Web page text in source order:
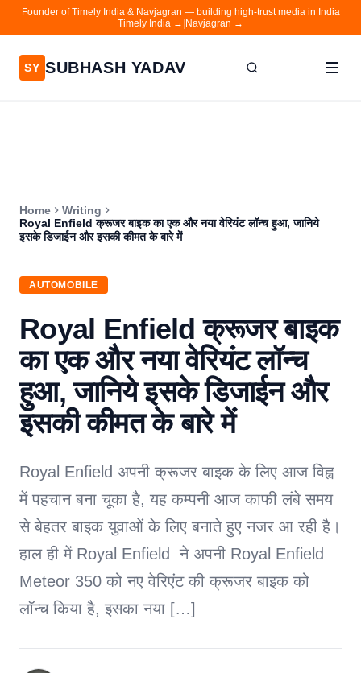
Founder of Timely India & Navjagran — building high-trust media in India
Timely India → Navjagran →
SY SUBHASH YADAV
Contact
Navjagran
Home
Writing
Royal Enfield क्रूजर बाइक का एक और नया वेरियंट लॉन्च हुआ, जानिये
इसके डिजाईन और इसकी कीमत के बारे में
AUTOMOBILE
Royal Enfield क्रूजर बाइक
का एक और नया वेरियंट लॉन्च
हुआ, जानिये इसके डिजाईन और
इसकी कीमत के बारे में
Royal Enfield अपनी क्रूजर बाइक के लिए आज विह्व
में पहचान बना चूका है, यह कम्पनी आज काफी लंबे समय
से बेहतर बाइक युवाओं के लिए बनाते हुए नजर आ रही है।
हाल ही में Royal Enfield ने अपनी Royal Enfield
Meteor 350 को नए वेरिएंट की क्रूजर बाइक को
लॉन्च किया है, इसका नया […]